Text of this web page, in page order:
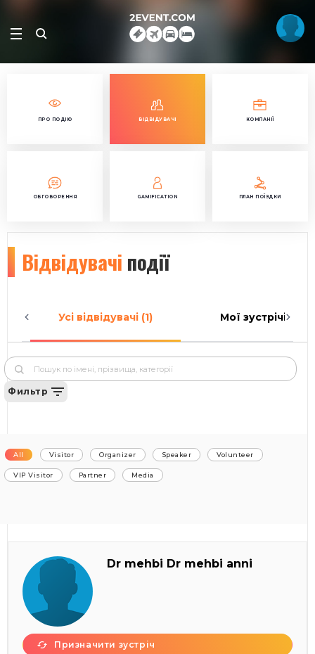
ПРО ПОДІЮ ВІДВІДУВАЧІ КОМПАНІЇ
ОБГОВОРЕННЯ GAMIFICATION ПЛАН ПОЇЗДКИ
Відвідувачі події
Усі відвідувачі (1) Мої зустрічі (0)
Фильтр
All Visitor Organizer Speaker Volunteer
VIP Visitor Partner Media
Dr mehbi Dr mehbi anni
Призначити зустріч